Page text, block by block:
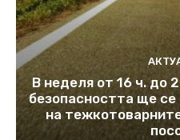
В неделя от 16 ч. до
безопасността ще
на